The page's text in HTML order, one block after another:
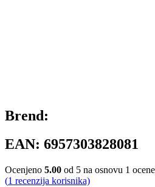
Brend:
EAN: 6957303828081
Ocenjeno 5.00 od 5 na osnovu 1
(1 recenzija korisnika)